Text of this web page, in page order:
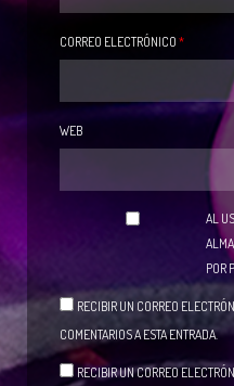
CORREO ELECTRÓNICO *
WEB
AL
POR
RECIBIR UN CORREO
COMENTARIOS A ESTA ENTRADA.
RECIBIR UN CORREO